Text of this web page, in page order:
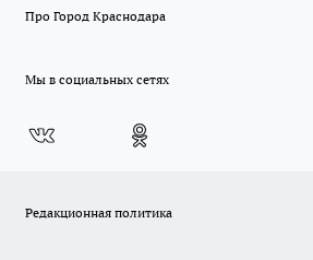
Про Город Краснодара
Мы в социальных сетях
Редакционная политика